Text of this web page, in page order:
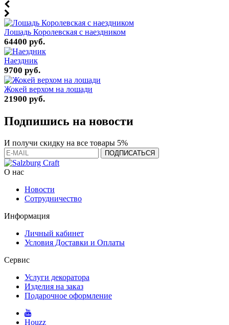
Лошадь Королевская с наездником
64400 руб.
Наездник
9700 руб.
Жокей верхом на лошади
21900 руб.
Подпишись на новости
И получи скидку на все товары 5%
О нас
Новости
Сотрудничество
Информация
Личный кабинет
Условия Доставки и Оплаты
Сервис
Услуги декоратора
Изделия на заказ
Подарочное оформление
Houzz